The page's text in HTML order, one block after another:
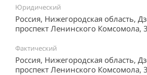
Юридический
Россия, Нижегородская область,
проспект Ленинского Комсомола,
Фактический
Россия, Нижегородская область,
проспект Ленинского Комсомола,